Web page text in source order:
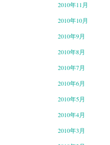
2010年11月
2010年10月
2010年9月
2010年8月
2010年7月
2010年6月
2010年5月
2010年4月
2010年3月